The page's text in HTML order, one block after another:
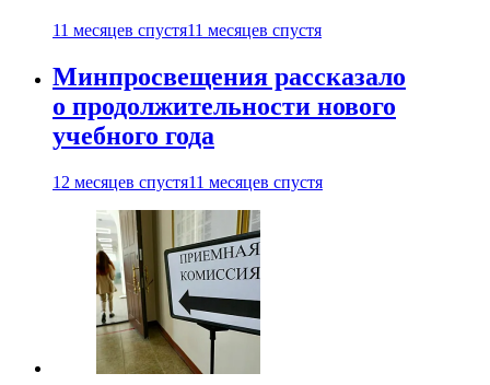
11 месяцев спустя11 месяцев спустя
Минпросвещения рассказало
о продолжительности нового
учебного года
12 месяцев спустя11 месяцев спустя